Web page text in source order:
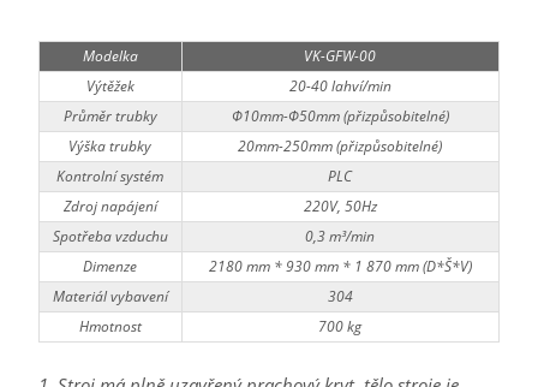
Modelka
VK-GFW-00
Výtěžek
20-40 lahví/min
Průměr trubky
Φ10mm-Φ50mm (přizpůsobitelné)
Výška trubky
20mm-250mm (přizpůsobitelné)
Kontrolní systém
PLC
Zdroj napájení
220V, 50Hz
Spotřeba vzduchu
0,3 m³/min
Dimenze
2180 mm * 930 mm * 1 870 mm (D*Š*V)
Materiál vybavení
304
Hmotnost
700 kg